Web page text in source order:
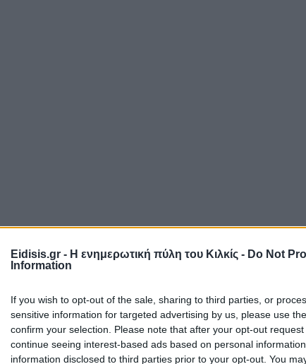
Eidisis.gr - Η ενημερωτική πύλη του Κιλκίς - Do Not
Information
If you wish to opt-out of the sale, sharing to third parties, or
sensitive information for targeted advertising by us, please use
confirm your selection. Please note that after your opt-out
continue seeing interest-based ads based on personal
information disclosed to third parties prior to your opt-out. You